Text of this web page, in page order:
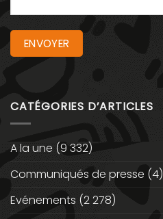
CATÉGORIES D’ARTICLES
A la une (9 332)
Communiqués de presse (4)
Evénements (2 278)